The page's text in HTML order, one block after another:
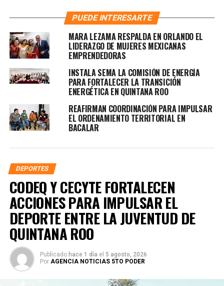
PUEDE INTERESARTE
MARA LEZAMA RESPALDA EN ORLANDO EL
LIDERAZGO DE MUJERES MEXICANAS
EMPRENDEDORAS
INSTALA SEMA LA COMISIÓN DE ENERGÍA
PARA FORTALECER LA TRANSICIÓN
ENERGÉTICA EN QUINTANA ROO
REAFIRMAN COORDINACIÓN PARA IMPULSAR
EL ORDENAMIENTO TERRITORIAL EN
BACALAR
DEPORTES
CODEQ Y CECYTE FORTALECEN
ACCIONES PARA IMPULSAR EL
DEPORTE ENTRE LA JUVENTUD DE
QUINTANA ROO
Publicado hace 1 día el 5 agosto, 2026
Por AGENCIA NOTICIAS 5TO PODER